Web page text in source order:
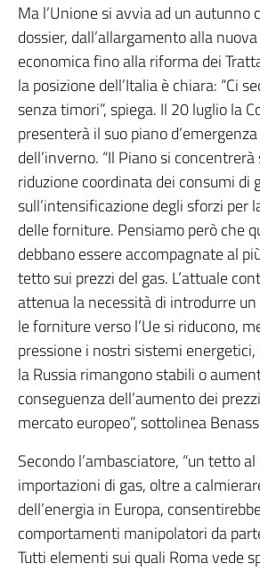
Ma l’Unione si avvia ad un autunno
dossier, dall’allargamento alla
economica fino alla riforma dei
la posizione dell’Italia è chiara: “Ci
senza timori”, spiega. Il 20 luglio la
presenterà il suo piano
dell’inverno. “Il Piano si
riduzione coordinata dei consumi di
sull’intensificazione degli sforzi per
delle forniture. Pensiamo però che
debbano essere accompagnate al
tetto sui prezzi del gas. L’attuale
attenua la necessità di introdurre
le forniture verso l’Ue si riducono,
pressione i nostri sistemi
la Russia rimangono stabili o
conseguenza dell’aumento dei
mercato europeo”, sottolinea
Secondo l’ambasciatore, “un tetto
importazioni di gas, oltre a
dell’energia in Europa,
comportamenti manipolatori da
Tutti elementi sui quali Roma vede